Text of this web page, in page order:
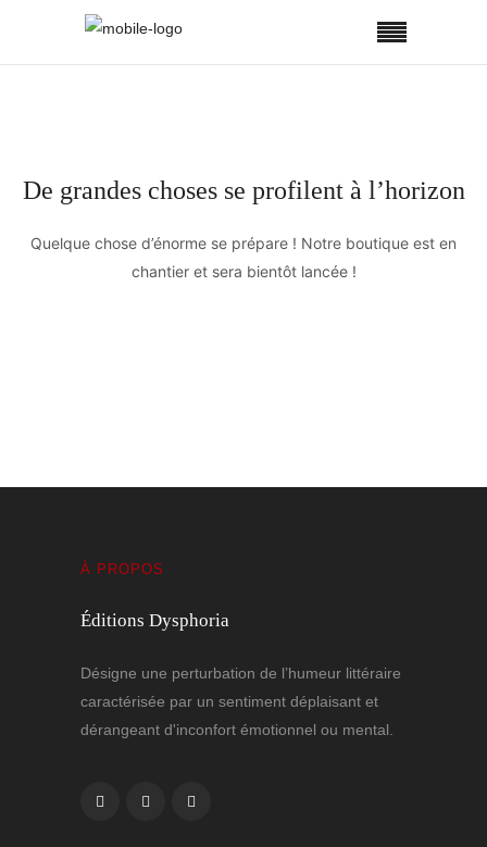
De grandes choses se profilent à l’horizon
Quelque chose d’énorme se prépare ! Notre boutique est en
chantier et sera bientôt lancée !
À PROPOS
Éditions Dysphoria
Désigne une perturbation de l’humeur littéraire
caractérisée par un sentiment déplaisant et
dérangeant d'inconfort émotionnel ou mental.